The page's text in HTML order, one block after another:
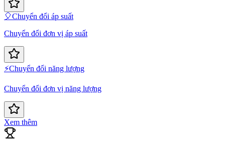
🎈Chuyển đổi áp suất
Chuyển đổi đơn vị áp suất
⚡Chuyển đổi năng lượng
Chuyển đổi đơn vị năng lượng
Xem thêm